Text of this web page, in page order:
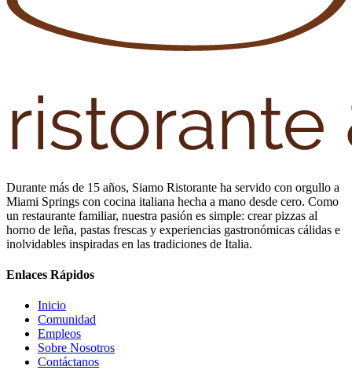
Durante más de 15 años, Siamo Ristorante ha servido con orgullo a
Miami Springs con cocina italiana hecha a mano desde cero. Como
un restaurante familiar, nuestra pasión es simple: crear pizzas al
horno de leña, pastas frescas y experiencias gastronómicas cálidas e
inolvidables inspiradas en las tradiciones de Italia.
Enlaces Rápidos
Inicio
Comunidad
Empleos
Sobre Nosotros
Contáctanos